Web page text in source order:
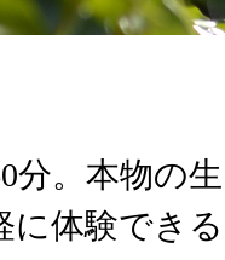
分。本物の
に体験でき